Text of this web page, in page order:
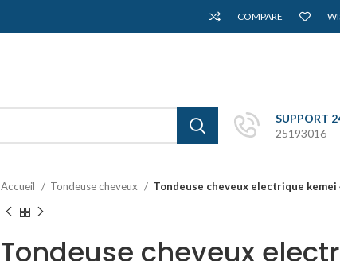
COMPARE
SUPPORT
25193016
Accueil Tondeuse cheveux Tondeuse cheveux electrique kemei
Tondeuse cheveux